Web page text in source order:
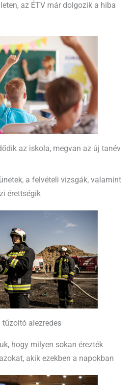
az ÉTV már dolgozik a hiba
az iskola, megvan az új tanév
a felvételi vizsgák, valamint
érettségik
tűzoltó alezredes
hogy milyen sokan érezték
akik ezekben a napokban